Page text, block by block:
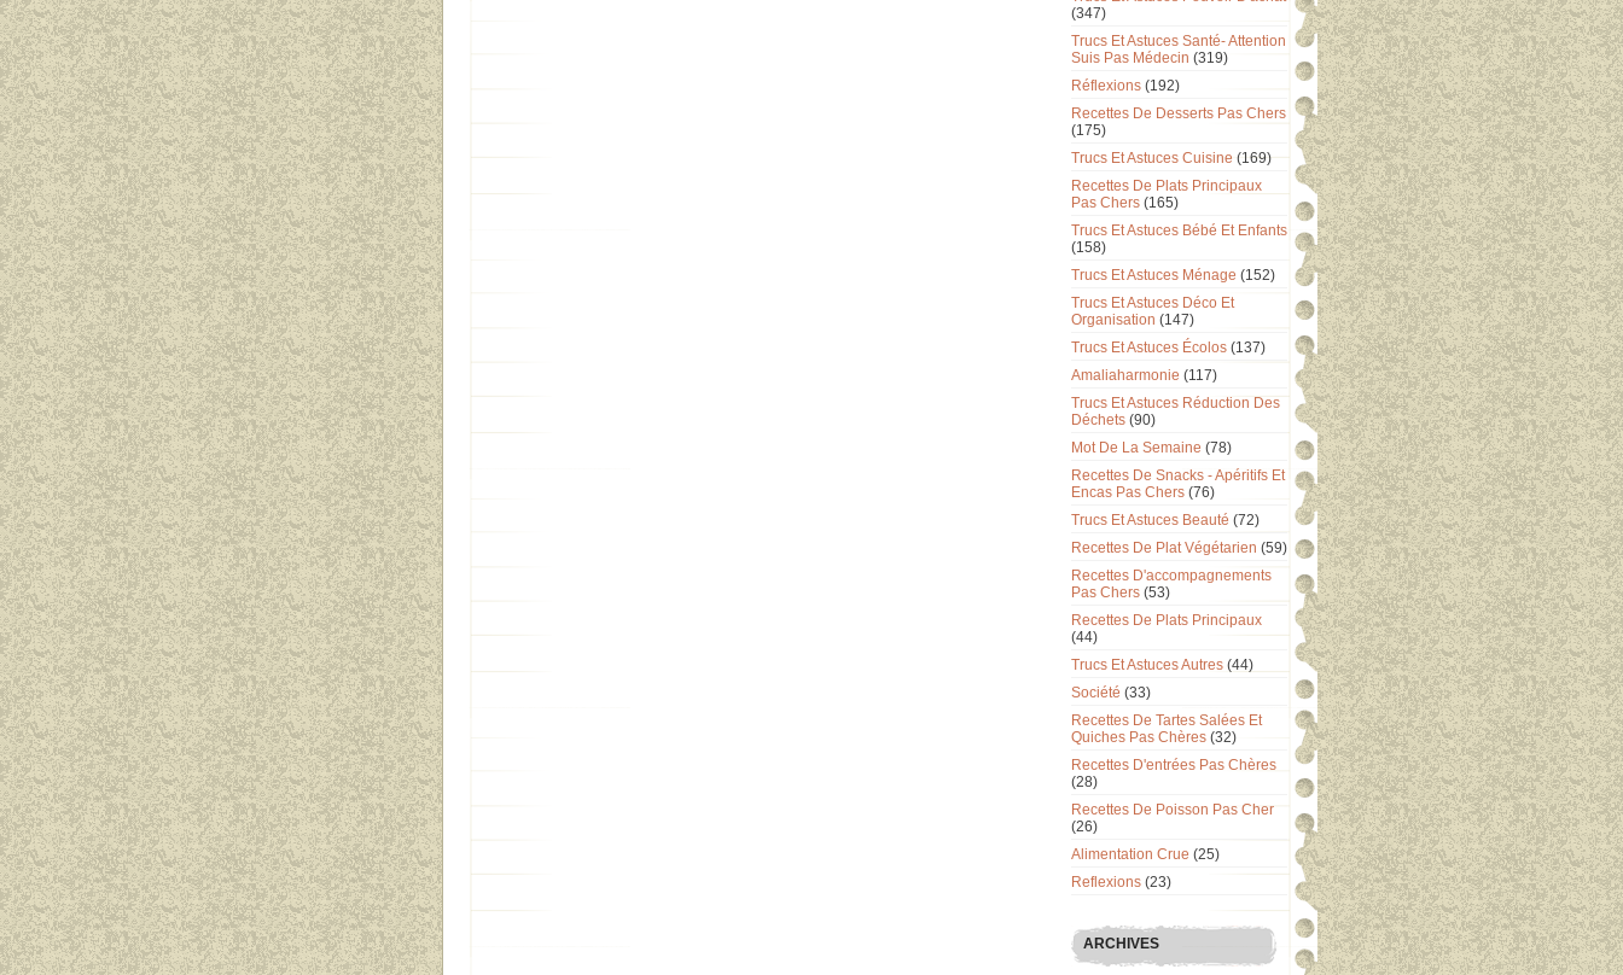
(347)
Trucs Et Astuces Santé- Attention
Suis Pas Médecin (319)
Réflexions (192)
Recettes De Desserts Pas Chers
(175)
Trucs Et Astuces Cuisine (169)
Recettes De Plats Principaux
Pas Chers (165)
Trucs Et Astuces Bébé Et Enfants
(158)
Trucs Et Astuces Ménage (152)
Trucs Et Astuces Déco Et
Organisation (147)
Trucs Et Astuces Écolos (137)
Amaliaharmonie (117)
Trucs Et Astuces Réduction Des
Déchets (90)
Mot De La Semaine (78)
Recettes De Snacks - Apéritifs Et
Encas Pas Chers (76)
Trucs Et Astuces Beauté (72)
Recettes De Plat Végétarien (59)
Recettes D'accompagnements
Pas Chers (53)
Recettes De Plats Principaux
(44)
Trucs Et Astuces Autres (44)
Société (33)
Recettes De Tartes Salées Et
Quiches Pas Chères (32)
Recettes D'entrées Pas Chères
(28)
Recettes De Poisson Pas Cher
(26)
Alimentation Crue (25)
Reflexions (23)
ARCHIVES